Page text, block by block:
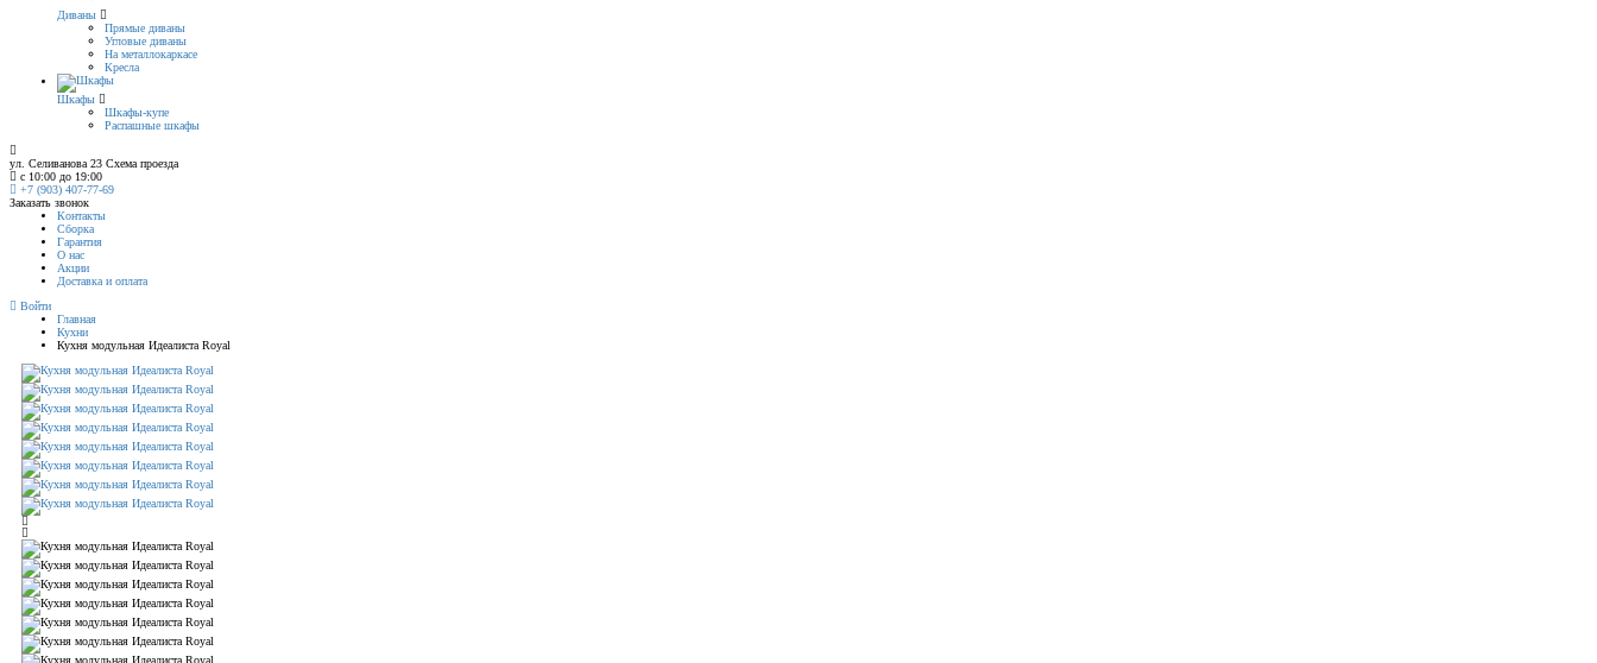
Диваны
Прямые диваны
Угловые диваны
На металлокаркасе
Кресла
Шкафы
Шкафы-купе
Распашные шкафы
ул. Селиванова 23 Схема проезда
с 10:00 до 19:00
+7 (903) 407-77-69
Заказать звонок
Контакты
Сборка
Гарантия
О нас
Акции
Доставка и оплата
Войти
Главная
Кухни
Кухня модульная Идеалиста Royal